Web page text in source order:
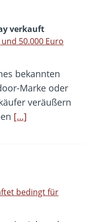
verkauft
50.000 Euro
bekannten
Marke oder
veräußern
[…]
bedingt für